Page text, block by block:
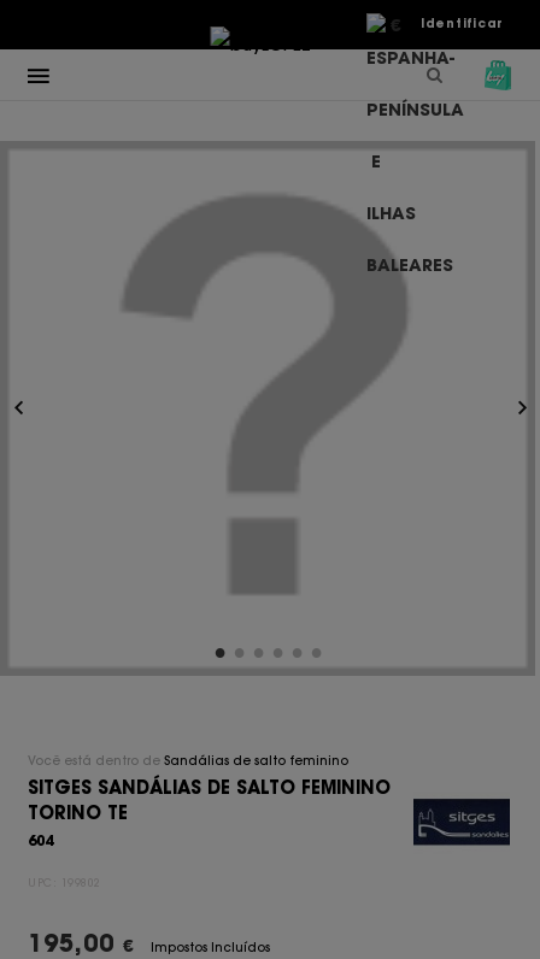
Identificar
€
Você está dentro de Sandálias de salto feminino
SITGES SANDÁLIAS DE SALTO FEMININO
TORINO TE
604
UPC: 199802
195,00 € Impostos Incluídos